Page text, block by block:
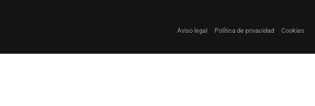
Aviso legal Política de privacidad Cookies